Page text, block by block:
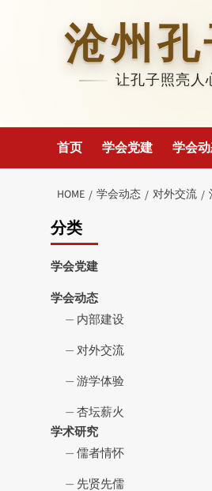
沧州
让孔子照亮人
首页 学会党建 学会
HOME 学会动态 对外交流
分类
学会党建
学会动态
内部建设
对外交流
游学体验
杏坛薪火
学术研究
儒者情怀
先贤先儒